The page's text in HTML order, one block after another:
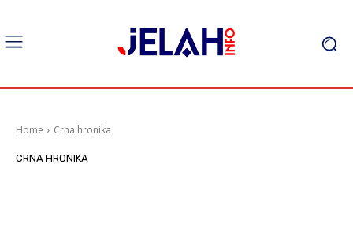
Home Crna hronika
CRNA HRONIKA